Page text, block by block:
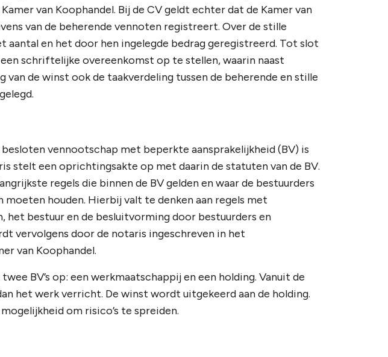
van Koophandel. Bij de CV geldt echter dat de Kamer van
van de beherende vennoten registreert. Over de stille
aantal en het door hen ingelegde bedrag geregistreerd. Tot slot
schriftelijke overeenkomst op te stellen, waarin naast
van de winst ook de taakverdeling tussen de beherende en stille
vennootschap met beperkte aansprakelijkheid (BV) is
stelt een oprichtingsakte op met daarin de statuten van de BV.
regels die binnen de BV gelden en waar de bestuurders
moeten houden. Hierbij valt te denken aan regels met
het bestuur en de besluitvorming door bestuurders en
vervolgens door de notaris ingeschreven in het
van Koophandel.
BV’s op: een werkmaatschappij en een holding. Vanuit de
het werk verricht. De winst wordt uitgekeerd aan de holding.
om risico’s te spreiden.